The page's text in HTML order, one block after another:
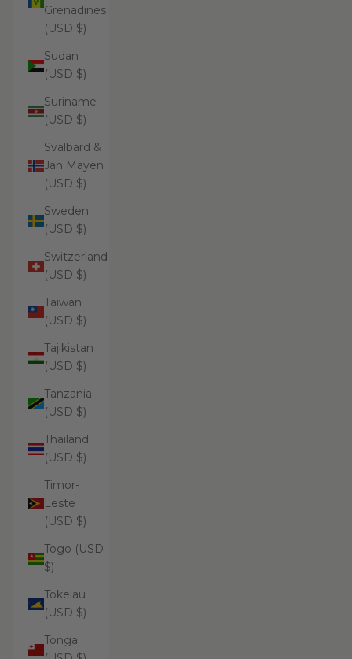
Grenadines
(USD $)
Sudan
(USD $)
Suriname
(USD $)
Svalbard &
Jan Mayen
(USD $)
Sweden
(USD $)
Switzerland
(USD $)
Taiwan
(USD $)
Tajikistan
(USD $)
Tanzania
(USD $)
Thailand
(USD $)
Timor-
Leste
(USD $)
Togo (USD
$)
Tokelau
(USD $)
Tonga